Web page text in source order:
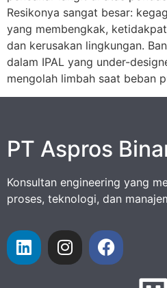
Resikonya sangat besar:
yang membengkak,
dan kerusakan lingkungan.
dalam IPAL yang under-
mengolah limbah saat beban
PT Aspros
Konsultan engineering yang
proses, teknologi, dan